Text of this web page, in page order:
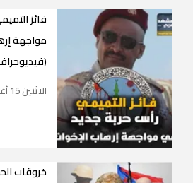
فائز
مواجهة
الاثنين 15 أغسطس 2022 23:15:00
‫خروقات